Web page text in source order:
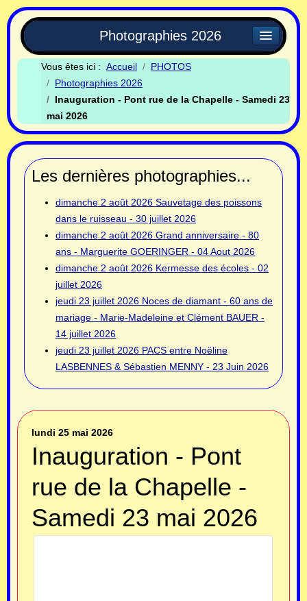
Photographies 2026
Vous êtes ici : Accueil
PHOTOS
Photographies 2026
Inauguration - Pont rue de la Chapelle - Samedi 23
mai 2026
Les dernières photographies...
dimanche 2 août 2026 Sauvetage des poissons
dans le ruisseau - 30 juillet 2026
dimanche 2 août 2026 Grand anniversaire - 80
ans - Marguerite GOERINGER - 04 Aout 2026
dimanche 2 août 2026 Kermesse des écoles - 02
juillet 2026
jeudi 23 juillet 2026 Noces de diamant - 60 ans de
mariage - Marie-Madeleine et Clément BAUER -
14 juillet 2026
jeudi 23 juillet 2026 PACS entre Noëline
LASBENNES & Sébastien MENNY - 23 Juin 2026
lundi 25 mai 2026
Inauguration - Pont
rue de la Chapelle -
Samedi 23 mai 2026